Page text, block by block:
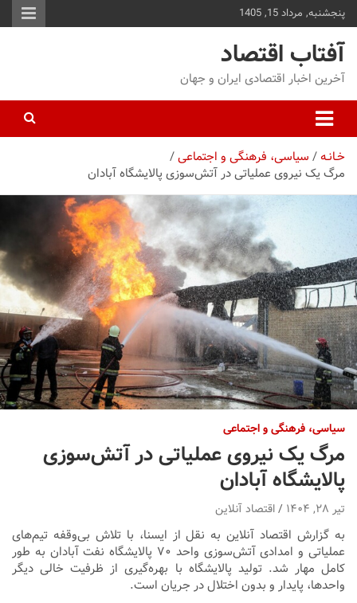
پنجشنبه, مرداد 15, 1405
آفتاب اقتصاد
آخرین اخبار اقتصادی ایران و جهان
خـانـه سیاسی، فرهنگی و اجتماعی
مرگ یک نیروی عملیاتی در آتش‌سوزی پالایشگاه آبادان
سیاسی، فرهنگی و اجتماعی
مرگ یک نیروی عملیاتی در آتش‌سوزی
پالایشگاه آبادان
تیر ۲۸, ۱۴۰۴ اقتصاد آنلاین
به گزارش اقتصاد آنلاین به نقل از ایسنا، ‌با تلاش بی‌وقفه تیم‌های
عملیاتی و امدادی آتش‌سوزی واحد ۷۰ پالایشگاه نفت آبادان به طور
کامل مهار شد. تولید پالایشگاه با بهره‌گیری از ظرفیت خالی دیگر
واحدها، پایدار و بدون اختلال در جریان است.